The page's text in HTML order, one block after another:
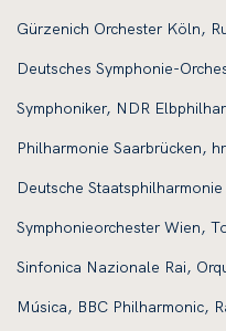
Gürzenich Orchester Köln,
Deutsches Symphonie-
Symphoniker, NDR
Philharmonie Saarbrücken,
Deutsche
Symphonieorchester Wien,
Sinfonica Nazionale Rai,
Música, BBC Philharmonic,